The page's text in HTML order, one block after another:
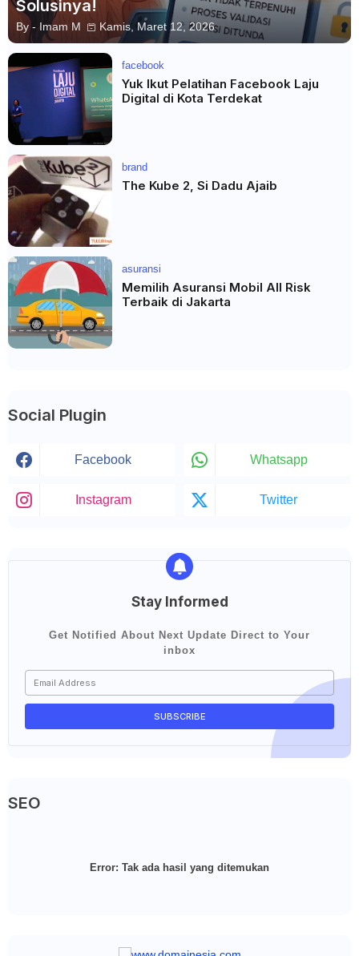
Solusinya!
By - Imam M Kamis, Maret 12, 2026
facebook
Yuk Ikut Pelatihan Facebook Laju
Digital di Kota Terdekat
brand
The Kube 2, Si Dadu Ajaib
asuransi
Memilih Asuransi Mobil All Risk
Terbaik di Jakarta
Social Plugin
Facebook Whatsapp
Instagram Twitter
Stay Informed
Get Notified About Next Update Direct to Your
inbox
SEO
Error: Tak ada hasil yang ditemukan